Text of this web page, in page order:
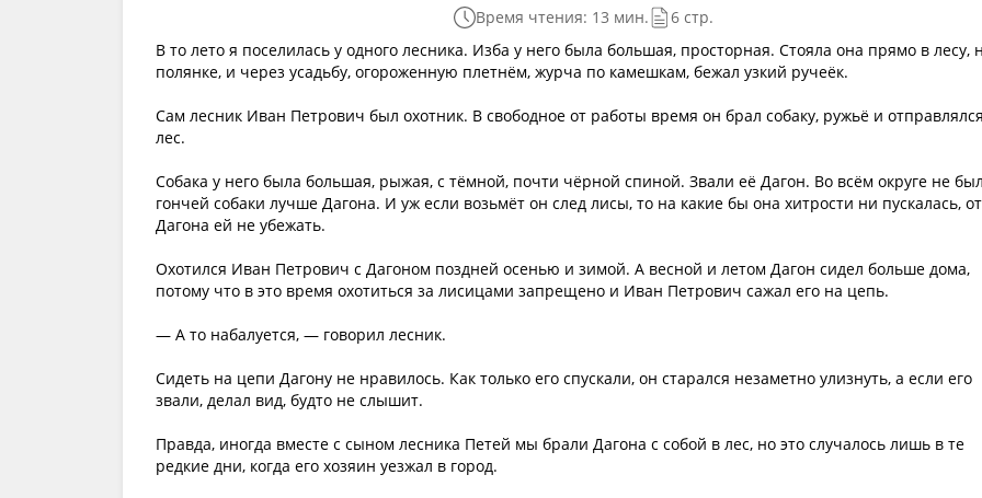
Время чтения: 13 мин.
6 стр.
В то лето я поселилась у одного лесника. Изба у него была большая, просторная. Стояла она прямо в лесу,
полянке, и через усадьбу, огороженную плетнём, журча по камешкам, бежал узкий ручеёк.
Сам лесник Иван Петрович был охотник. В свободное от работы время он брал собаку, ружьё и
лес.
Собака у него была большая, рыжая, с тёмной, почти чёрной спиной. Звали её Дагон. Во всём округе не
гончей собаки лучше Дагона. И уж если возьмёт он след лисы, то на какие бы она хитрости ни пускалась, от
Дагона ей не убежать.
Охотился Иван Петрович с Дагоном поздней осенью и зимой. А весной и летом Дагон сидел больше дома,
потому что в это время охотиться за лисицами запрещено и Иван Петрович сажал его на цепь.
— А то набалуется, — говорил лесник.
Сидеть на цепи Дагону не нравилось. Как только его спускали, он старался незаметно улизнуть, а если его
звали, делал вид, будто не слышит.
Правда, иногда вместе с сыном лесника Петей мы брали Дагона с собой в лес, но это случалось лишь в те
редкие дни, когда его хозяин уезжал в город.